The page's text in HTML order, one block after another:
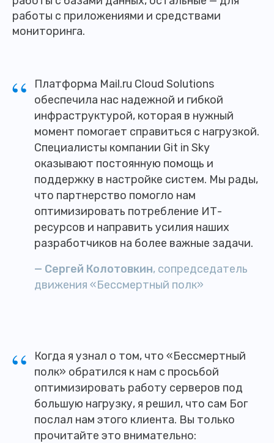
работы с приложениями и средствами
мониторинга.
“
Платформа Mail.ru Cloud Solutions
обеспечила нас надежной и гибкой
инфраструктурой, которая в нужный
момент помогает справиться с нагрузкой.
Специалисты компании Git in Sky
оказывают постоянную помощь и
поддержку в настройке систем. Мы рады,
что партнерство помогло нам
оптимизировать потребление ИТ-
ресурсов и направить усилия наших
разработчиков на более важные задачи.
— Сергей Колотовкин, сопредседатель
движения «Бессмертный полк»
“
Когда я узнал о том, что «Бессмертный
полк» обратился к нам с просьбой
оптимизировать работу серверов под
большую нагрузку, я решил, что сам Бог
послал нам этого клиента. Вы только
прочитайте это внимательно: